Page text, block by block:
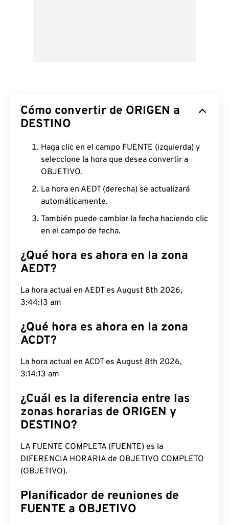
Cómo convertir de ORIGEN a
DESTINO
Haga clic en el campo FUENTE (izquierda) y
seleccione la hora que desea convertir a
OBJETIVO.
La hora en AEDT (derecha) se actualizará
automáticamente.
También puede cambiar la fecha haciendo clic
en el campo de fecha.
¿Qué hora es ahora en la zona
AEDT?
La hora actual en AEDT es August 8th 2026,
3:44:14 am
¿Qué hora es ahora en la zona
ACDT?
La hora actual en ACDT es August 8th 2026,
3:14:14 am
¿Cuál es la diferencia entre las
zonas horarias de ORIGEN y
DESTINO?
LA FUENTE COMPLETA (FUENTE) es la
DIFERENCIA HORARIA de OBJETIVO COMPLETO
(OBJETIVO).
Planificador de reuniones de
FUENTE a OBJETIVO